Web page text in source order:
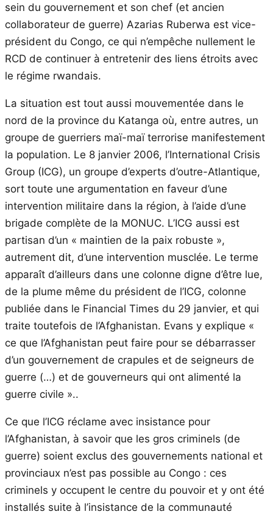
sein du gouvernement et son chef (et ancien
collaborateur de guerre) Azarias Ruberwa est vice-
président du Congo, ce qui n’empêche nullement le
RCD de continuer à entretenir des liens étroits avec
le régime rwandais.
La situation est tout aussi mouvementée dans le
nord de la province du Katanga où, entre autres, un
groupe de guerriers maï-maï terrorise manifestement
la population. Le 8 janvier 2006, l’International Crisis
Group (ICG), un groupe d’experts d’outre-Atlantique,
sort toute une argumentation en faveur d’une
intervention militaire dans la région, à l’aide d’une
brigade complète de la MONUC. L’ICG aussi est
partisan d’un « maintien de la paix robuste »,
autrement dit, d’une intervention musclée. Le terme
apparaît d’ailleurs dans une colonne digne d’être lue,
de la plume même du président de l’ICG, colonne
publiée dans le Financial Times du 29 janvier, et qui
traite toutefois de l’Afghanistan. Evans y explique «
ce que l’Afghanistan peut faire pour se débarrasser
d’un gouvernement de crapules et de seigneurs de
guerre (…) et de gouverneurs qui ont alimenté la
guerre civile »..
Ce que l’ICG réclame avec insistance pour
l’Afghanistan, à savoir que les gros criminels (de
guerre) soient exclus des gouvernements national et
provinciaux n’est pas possible au Congo : ces
criminels y occupent le centre du pouvoir et y ont été
installés suite à l’insistance de la communauté